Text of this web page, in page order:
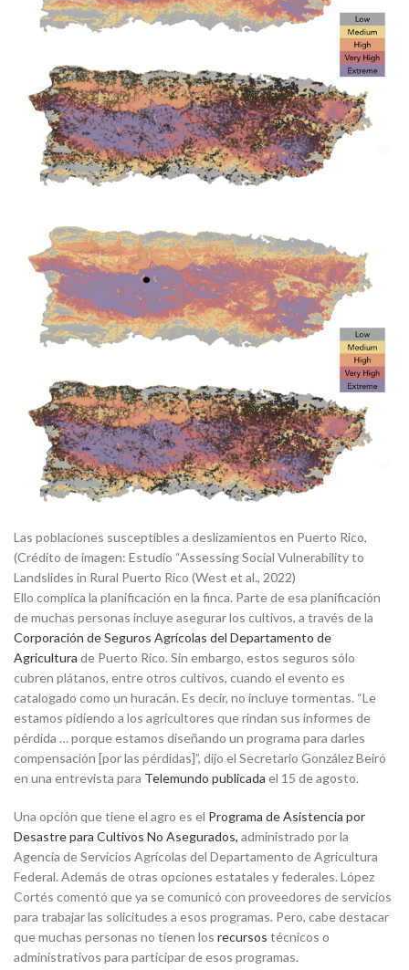
Las poblaciones susceptibles a deslizamientos en Puerto Rico,
(Crédito de imagen: Estudio “Assessing Social Vulnerability to
Landslides in Rural Puerto Rico (West et al., 2022)
Ello complica la planificación en la finca. Parte de esa planificación
de muchas personas incluye asegurar los cultivos, a través de la
Corporación de Seguros Agrícolas del Departamento de
Agricultura de Puerto Rico. Sin embargo, estos seguros sólo
cubren plátanos, entre otros cultivos, cuando el evento es
catalogado como un huracán. Es decir, no incluye tormentas. “Le
estamos pidiendo a los agricultores que rindan sus informes de
pérdida … porque estamos diseñando un programa para darles
compensación [por las pérdidas]”, dijo el Secretario González Beiró
en una entrevista para Telemundo publicada el 15 de agosto.
Una opción que tiene el agro es el Programa de Asistencia por
Desastre para Cultivos No Asegurados, administrado por la
Agencia de Servicios Agrícolas del Departamento de Agricultura
Federal. Además de otras opciones estatales y federales. López
Cortés comentó que ya se comunicó con proveedores de servicios
para trabajar las solicitudes a esos programas. Pero, cabe destacar
que muchas personas no tienen los recursos técnicos o
administrativos para participar de esos programas.